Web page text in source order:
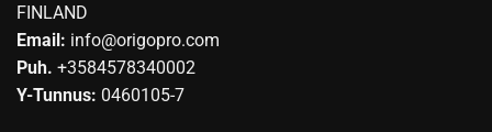
FINLAND
Email: info@origopro.com
Puh. +3584578340002
Y-Tunnus: 0460105-7